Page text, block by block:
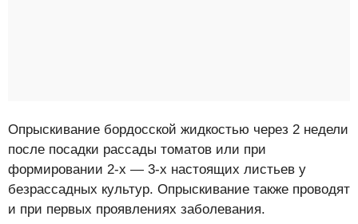
Опрыскивание бордосской жидкостью через 2 недели
после посадки рассады томатов или при
формировании 2-х — 3-х настоящих листьев у
безрассадных культур. Опрыскивание также проводят
и при первых проявлениях заболевания.